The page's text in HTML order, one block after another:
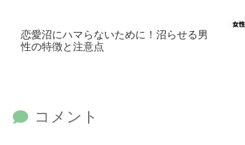
恋愛沼にハマらないために！沼らせる男
性の特徴と注意点
コメント